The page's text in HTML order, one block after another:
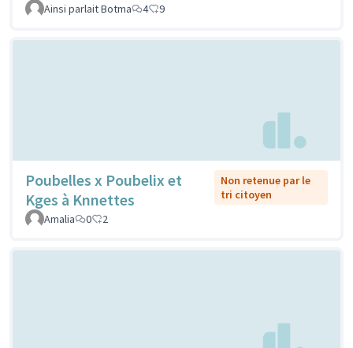
Ainsi parlait Botma 4 9
Poubelles x Poubelix et
Kges à Knnettes
Non retenue par le
tri citoyen
Amalia
0 2